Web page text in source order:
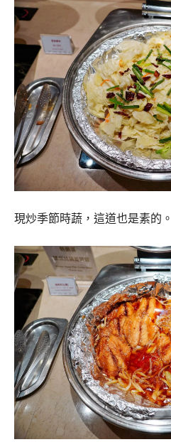
現炒季節時蔬，這道也是素的。